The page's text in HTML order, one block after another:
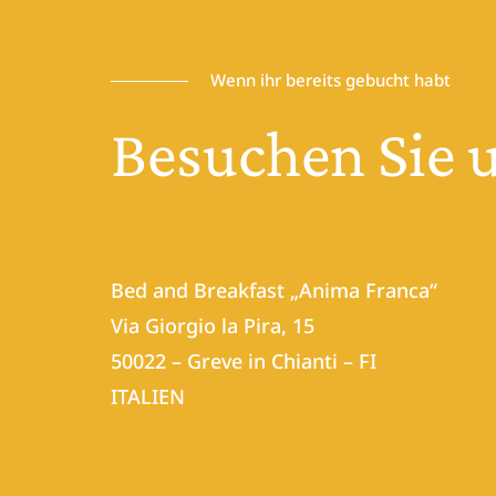
Wenn ihr bereits gebucht habt
Besuchen Sie
Bed and Breakfast „Anima Franca“
Via Giorgio la Pira, 15
50022 – Greve in Chianti – FI
ITALIEN